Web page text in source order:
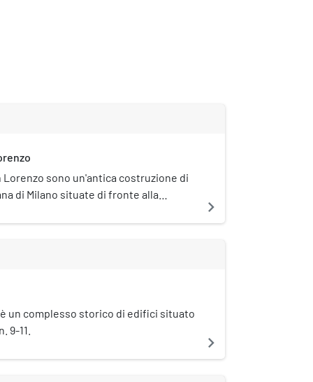
Lorenzo sono un'antica costruzione di
di Milano situate di fronte alla
uno dei rari reperti
navigate_next
un complesso storico di edifici situato
9-11.
navigate_next